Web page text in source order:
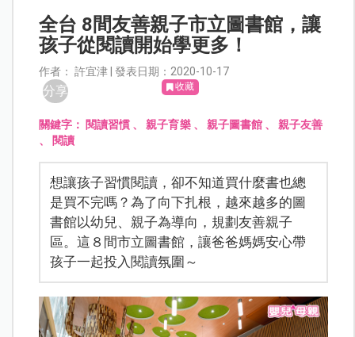
全台 8間友善親子市立圖書館，讓
孩子從閱讀開始學更多！
作者： 許宜津 | 發表日期：2020-10-17
分享 收藏
關鍵字： 閱讀習慣 、親子育樂、 親子圖書館、 親子友善
、
閱讀
想讓孩子習慣閱讀，卻不知道買什麼書也總
是買不完嗎？為了向下扎根，越來越多的圖
書館以幼兒、親子為導向，規劃友善親子
區。這８間市立圖書館，讓爸爸媽媽安心帶
孩子一起投入閱讀氛圍～